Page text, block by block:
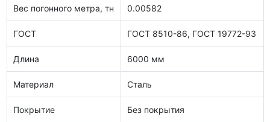
Вес погонного метра, тн 0.00582
ГОСТ ГОСТ 8510-86, ГОСТ 19772-93
Длина 6000 мм
Материал Сталь
Покрытие Без покрытия